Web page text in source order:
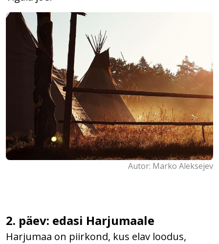
Autor: Marko Aleksejev
2. päev: edasi Harjumaale
Harjumaa on piirkond, kus elav loodus,